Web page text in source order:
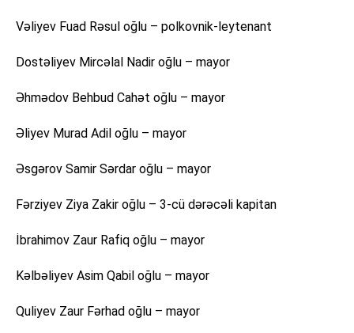
Vəliyev Fuad Rəsul oğlu – polkovnik-leytenant
Dostəliyev Mircəlal Nadir oğlu – mayor
Əhmədov Behbud Cahət oğlu – mayor
Əliyev Murad Adil oğlu – mayor
Əsgərov Samir Sərdar oğlu – mayor
Fərziyev Ziya Zakir oğlu – 3-cü dərəcəli kapitan
İbrahimov Zaur Rafiq oğlu – mayor
Kəlbəliyev Asim Qabil oğlu – mayor
Quliyev Zaur Fərhad oğlu – mayor